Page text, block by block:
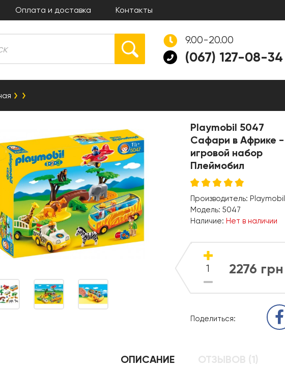
Оплата и доставка Контакты
9.00-20.00
(067) 127-08-34
Playmobil 5047
Сафари в Африке -
игровой набор
Плеймобил
Производитель: Playmobil
Модель: 5047
Наличие: Нет в наличии
2276 грн
Поделиться:
ОПИСАНИЕ ОТЗЫВОВ (1)